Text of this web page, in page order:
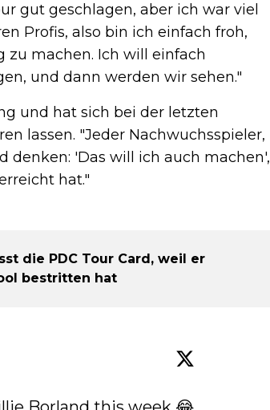
gut geschlagen, aber ich war viel
Profis, also bin ich einfach froh,
zu machen. Ich will einfach
und dann werden wir sehen."
und hat sich bei der letzten
lassen. "Jeder Nachwuchsspieler,
denken: 'Das will ich auch machen',
hat."
die PDC Tour Card, weil er
bestritten hat